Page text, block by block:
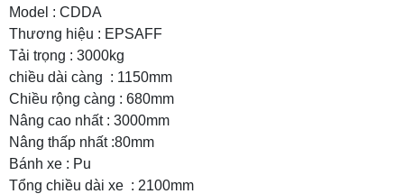
Model : CDDA
Thương hiệu : EPSAFF
Tải trọng : 3000kg
chiều dài càng : 1150mm
Chiều rộng càng : 680mm
Nâng cao nhất : 3000mm
Nâng thấp nhất :80mm
Bánh xe : Pu
Tổng chiều dài xe : 2100mm